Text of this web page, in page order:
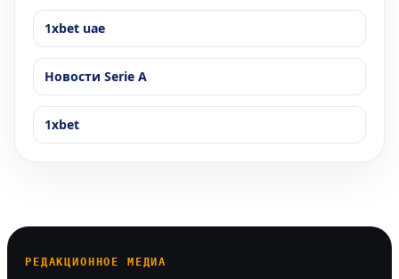
1xbet uae
Новости Serie A
1xbet
РЕДАКЦИОННОЕ МЕДИА